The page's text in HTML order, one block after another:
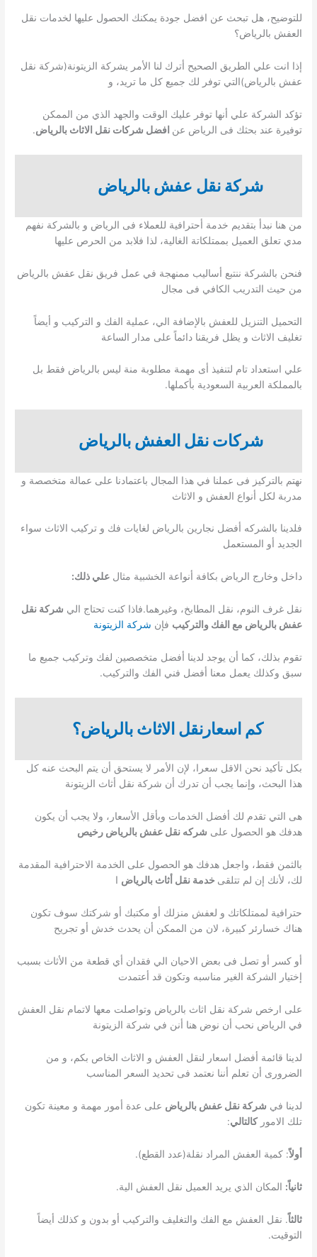
للتوضيح، هل تبحث عن افضل جودة يمكنك الحصول عليها لخدمات نقل
العفش بالرياض؟
إذا انت علي الطريق الصحيح أترك لنا الأمر يشركة الزيتونة(شركة نقل
عفش بالرياض)التي توفر لك جميع كل ما تريد، و
تؤكد الشركة علي أنها توفر عليك الوقت والجهد الذي من الممكن
توفيرة عند بحثك فى الرياض عن افضل شركات نقل الاثاث بالرياض.
شركة نقل عفش بالرياض
من هنا نبدأ بتقديم خدمة أحترافية للعملاء فى الرياض و بالشركة نفهم
مدي تعلق العميل بممتلكاتة الغالية، لذا فلابد من الحرص عليها
فنحن بالشركة ننتبع أساليب ممنهجة في عمل فريق نقل عفش بالرياض
من حيث التدريب الكافي فى مجال
التحميل التنزيل للعفش بالإضافة الي، عملية الفك و التركيب و أيضاً
تغليف الاثاث و يظل فريقنا دائماً على مدار الساعة
علي استعداد تام لتنفيذ أى مهمة مطلوبة منة ليس بالرياض فقط بل
بالمملكة العربية السعودية بأكملها.
شركات نقل العفش بالرياض
نهتم بالتركيز فى عملنا في هذا المجال باعتمادنا على عمالة متخصصة و
مدربة لكل أنواع العفش و الاثاث
فلدينا بالشركه أفضل نجارين بالرياض لغايات فك و تركيب الاثاث سواء
الجديد أو المستعمل
داخل وخارج الرياض بكافة أنواعة الخشبية مثالعلي ذلك:
نقل غرف النوم، نقل المطابخ، وغيرهما.فاذا كنت تحتاج الي شركة نقل
عفش بالرياض مع الفك والتركيب فإن شركة الزيتونة
تقوم بذلك، كما أن يوجد لدينا أفضل متخصصين لفك وتركيب جميع ما
سبق وكذلك يعمل معنا أفضل فني الفك والتركيب.
كم اسعارنقل الاثاث بالرياض؟
بكل تأكيد نحن الاقل سعرا، لإن الأمر لا يستحق أن يتم البحث عنه كل
هذا البحث، وإنما يجب أن تدرك أن شركة نقل أثاث الزيتونة
هى التي تقدم لك أفضل الخدمات وبأقل الأسعار، ولا يجب أن يكون
هدفك هو الحصول على شركه نقل عفش بالرياض رخيص
بالثمن فقط، واجعل هدفك هو الحصول على الخدمة الاحترافية المقدمة
لك، لأنك إن لم تتلقى خدمة نقل أثاث بالرياض ا
حترافية لممتلكاتك و لعفش منزلك أو مكتبك أو شركتك سوف تكون
هناك خسارئر كبيرة، لان من الممكن أن يحدث خدش أو تجريح
أو كسر أو تصل فى بعض الاحيان الي فقدان أي قطعة من الأثاث بسبب
إختيار الشركة الغير مناسبه وتكون قد أعتمدت
على ارخص شركة نقل اثاث بالرياض وتواصلت معها لاتمام نقل العفش
في الرياض نحب أن نوض هنا أنن في شركة الزيتونة
لدينا قائمة أفضل اسعار لنقل العفش و الاثاث الخاص بكم، و من
الضرورى أن تعلم أننا نعتمد فى تحديد السعر المناسب
لدينا في شركة نقل عفش بالرياض على عدة أمور مهمة و معينة تكون
تلك الاموركالتالي:
أولاً: كمية العفش المراد نقلة(عدد القطع).
ثانياً: المكان الذي يريد العميل نقل العفش الية.
ثالثاً. نقل العفش مع الفك والتغليف والتركيب أو بدون و كذلك أيضاً
التوقيت.